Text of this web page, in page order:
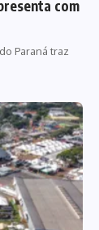
com
Paraná traz